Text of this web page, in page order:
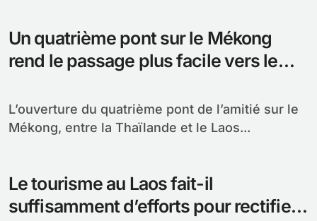
Un quatrième pont sur le Mékong
rend le passage plus facile vers le
L’ouverture du quatrième pont de l’amitié sur le
Mékong, entre la Thaïlande et le Laos...
Le tourisme au Laos fait-il
suffisamment d’efforts pour rectifier